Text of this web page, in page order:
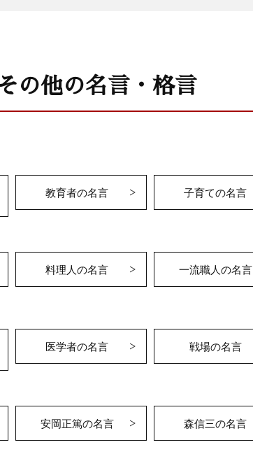
の他の名言・格言
教育者の名言 子育ての名言
料理人の名言 一流職人の名言
医学者の名言 戦場の名言
安岡正篤の名言 森信三の名言